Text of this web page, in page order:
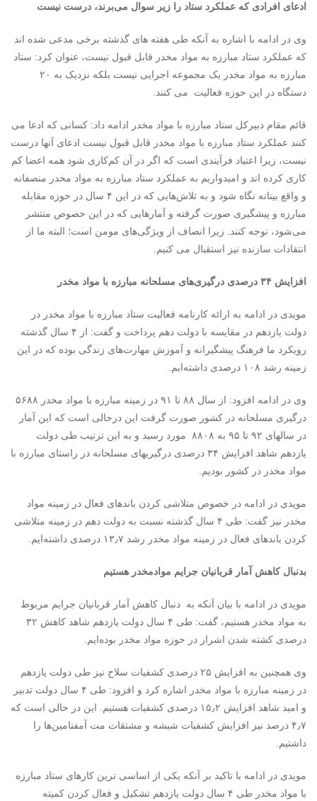
ادعای افرادی که عملکرد ستاد را زیر سوال می‌برند، درست نیست
وی در ادامه با اشاره به آنکه طی هفته های گذشته برخی مدعی شده اند
که عملکرد ستاد مبارزه به مواد مخدر قابل قبول نیست، عنوان کرد: ستاد
مبارزه به مواد مخدر یک مجموعه اجرایی نیست بلکه نزدیک به ۲۰
دستگاه در این حوزه فعالیت می کنند.
قائم مقام دبیرکل ستاد مبارزه با مواد مخدر ادامه داد: کسانی که ادعا می
کنند عملکرد ستاد مبارزه با مواد مخدر قابل قبول نیست ادعای آنها درست
نیست، زیرا اعتیاد فرآیندی است که اگر در آن کم‌کاری شود همه اعضا کم
کاری کرده اند و امیدواریم به عملکرد ستاد مبارزه به مواد مخدر منصفانه
و واقع بینانه نگاه شود و به تلاش‌هایی که در این ۴ سال در حوزه مقابله
مبارزه و پیشگیری صورت گرفته و آمارهایی که در این خصوص منتشر
می‌شود، توجه کنند. زیرا انصاف از ویژگی‌های مومن است؛ البته ما از
انتقادات سازنده نیز استقبال می کنیم.
افزایش ۳۴ درصدی درگیری‌های مسلحانه مبارزه با مواد مخدر
مویدی در ادامه به ارائه کارنامه فعالیت ستاد مبارزه با مواد مخدر در
دولت یازدهم در مقایسه با دولت دهم پرداخت و گفت: از ۴ سال گذشته
رویکرد ما فرهنگ پیشگیرانه و آموزش مهارت‌های زندگی بوده که در این
زمینه رشد ۱۰۸ درصدی داشته‌ایم.
درگیری مسلحانه در کشور صورت گرفت این درحالی است که این آمار
در سالهای ۹۲ تا ۹۵ به ۸۸۰۸ مورد رسید و به این ترتیب طی دولت
یازدهم شاهد افزایش ۳۴ درصدی درگیریهای مسلحانه در راستای مبارزه با
مواد مخدر در کشور بودیم.
مویدی در ادامه در خصوص متلاشی کردن باندهای فعال در زمینه مواد
مخدر نیز گفت: طی ۴ سال گذشته نسبت به دولت دهم در زمینه متلاشی
کردن باندهای فعال در زمینه مواد مخدر رشد ۱۳٫۷ درصدی داشته‌ایم.
بدنبال کاهش آمار قربانیان جرایم موادمخدر هستیم
مویدی در ادامه با بیان آنکه به دنبال کاهش آمار قربانیان جرایم مربوط
به مواد مخدر هستیم، گفت: طی ۴ سال دولت یازدهم شاهد کاهش ۳۲
درصدی کشته شدن اشرار در حوزه مواد مخدر بوده‌ایم.
وی همچنین به افزایش ۲۵ درصدی کشفیات سلاح نیز طی دولت یازدهم
در زمینه مبارزه با مواد مخدر اشاره کرد و افزود: طی ۴ سال دولت تدبیر
و امید شاهد افزایش ۱۵٫۲ درصدی کشفیات هستیم. این در حالی است که
۴٫۷ درصد نیز افزایش کشفیات شیشه و مشتقات مت آمفتامین‌ها را
داشتیم.
مویدی در ادامه با تاکید بر آنکه یکی از اساسی ترین کارهای ستاد مبارزه
با مواد مخدر طی ۴ سال دولت یازدهم تشکیل و فعال کردن کمیته